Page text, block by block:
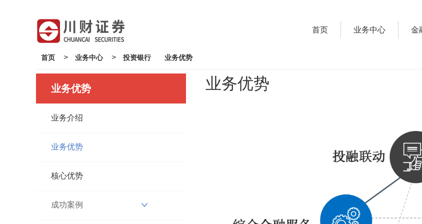
首页 业务中心 金
首页 > 业务中心 > 投资银行 业务优势
业务优势
业务介绍
业务优势
核心优势
成功案例
业务优势